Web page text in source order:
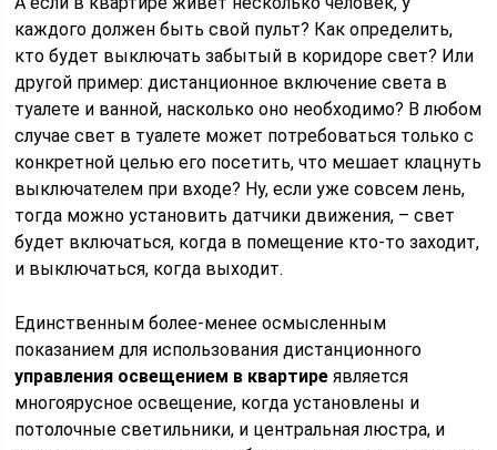
каждого должен быть свой пульт? Как определить,
кто будет выключать забытый в коридоре свет? Или
другой пример: дистанционное включение света в
туалете и ванной, насколько оно необходимо? В любом
случае свет в туалете может потребоваться только с
конкретной целью его посетить, что мешает клацнуть
выключателем при входе? Ну, если уже совсем лень,
тогда можно установить датчики движения, – свет
будет включаться, когда в помещение кто-то заходит,
и выключаться, когда выходит.
Единственным более-менее осмысленным
показанием для использования дистанционного
управления освещением в квартире является
многоярусное освещение, когда установлены и
потолочные светильники, и центральная люстра, и